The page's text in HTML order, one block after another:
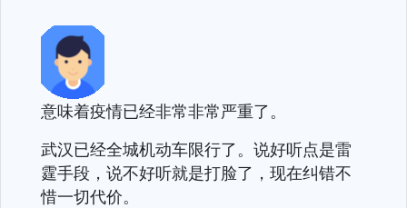
意味着疫情已经非常非常严重了。
武汉已经全城机动车限行了。说好听点是雷
霆手段，说不好听就是打脸了，现在纠错不
惜一切代价。